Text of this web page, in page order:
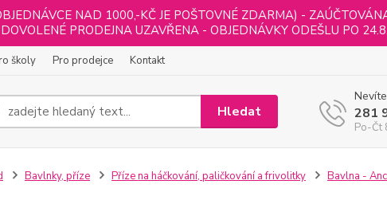
NAD 1000,-KČ JE POŠTOVNÉ ZDARMA) -
DOVOLENÉ PRODEJNA UZAVŘENA - OBJEDNÁVKY ODEŠLU PO
školy Pro prodejce Kontakt
Hledat 281
Po-Čt
Bavlnky, příze Příze na háčkování, paličkování a frivolitky Bavlna -